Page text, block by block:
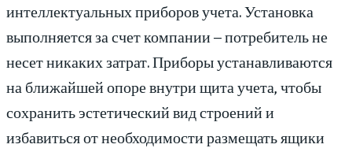
интеллектуальных приборов учета. Установка
выполняется за счет компании – потребитель не
несет никаких затрат. Приборы устанавливаются
на ближайшей опоре внутри щита учета, чтобы
сохранить эстетический вид строений и
избавиться от необходимости размещать ящики